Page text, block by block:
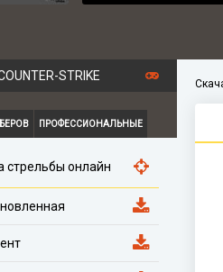
STRIKE
ПРОФЕССИОНАЛЬНЫЕ
стрельбы онлайн